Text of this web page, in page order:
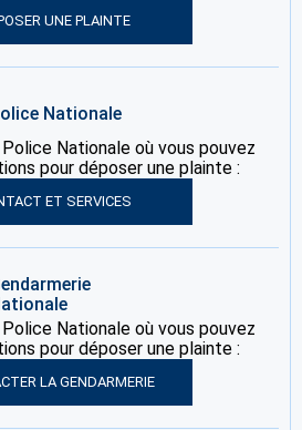
UNE PLAINTE
Nationale
Nationale où vous pouvez
pour déposer une plainte :
ET SERVICES
Nationale où vous pouvez
pour déposer une plainte :
LA GENDARMERIE